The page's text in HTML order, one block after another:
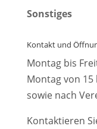
Sonstiges
Kontakt und
Montag bis
Montag von 15
sowie nach
Kontaktieren